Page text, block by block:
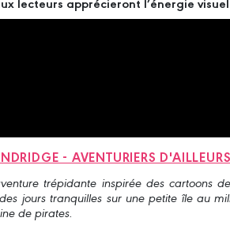
- AVENTURIERS
trépidante inspirée des cartoons
jours tranquilles sur une petite île au
de pirates.